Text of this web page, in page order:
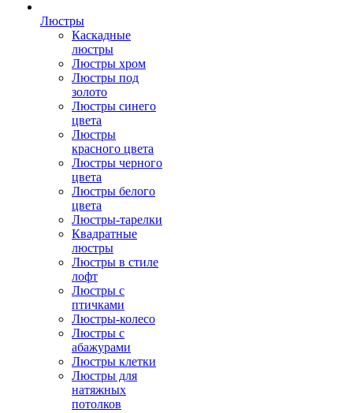
Люстры
Каскадные
люстры
Люстры хром
Люстры под
золото
Люстры синего
цвета
Люстры
красного цвета
Люстры черного
цвета
Люстры белого
цвета
Люстры-тарелки
Квадратные
люстры
Люстры в стиле
лофт
Люстры с
птичками
Люстры-колесо
Люстры с
абажурами
Люстры клетки
Люстры для
натяжных
потолков